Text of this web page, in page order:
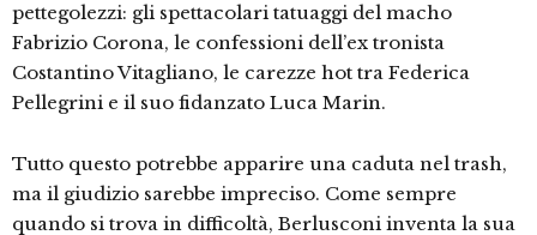
pettegolezzi: gli spettacolari tatuaggi del macho
Fabrizio Corona, le confessioni dell’ex tronista
Costantino Vitagliano, le carezze hot tra Federica
Pellegrini e il suo fidanzato Luca Marin.
Tutto questo potrebbe apparire una caduta nel trash,
ma il giudizio sarebbe impreciso. Come sempre
quando si trova in difficoltà, Berlusconi inventa la sua